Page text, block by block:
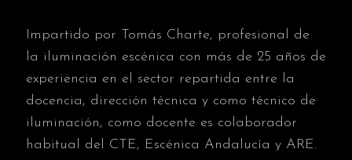
Impartido por Tomás Charte, profesional de
la iluminación escénica con más de 25 años de
experiencia en el sector repartida entre la
docencia, dirección técnica y como técnico de
iluminación, como docente es colaborador
habitual del CTE, Escénica Andalucía y ARE.